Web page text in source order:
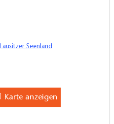
Lausitzer Seenland
Karte anzeigen